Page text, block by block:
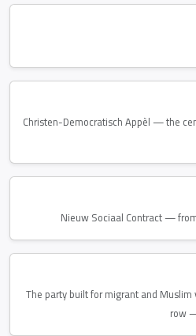
Christen-Democratisch Appèl — the
Nieuw Sociaal Contract —
The party built for migrant and
row